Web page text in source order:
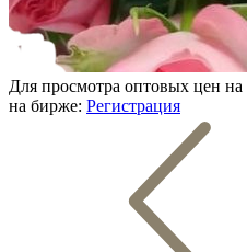
Для просмотра оптовых цен
на бирже: Регистрация